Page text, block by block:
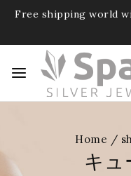
Free shipping world
Home /
キュ